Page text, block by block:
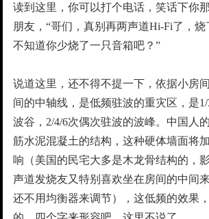
读到这里，你可以打个电话，笑话下你
朋友，“哥们，真别再两声道Hi-Fi了，
不知道你少烧了一只音箱吧？”
说道这里，还不得不提一下，依据小房
间的中轴线，是低频驻波的重灾区，是
波谷，2/4/6次偶次驻波的波峰。中国人
筋水泥混凝土的结构，这种硬体墙面将
响（美国的民宅大多是木龙骨结构的，
声道发烧友又特别喜欢坐在房间的中间
还不用均衡器来调节），这低频的效果